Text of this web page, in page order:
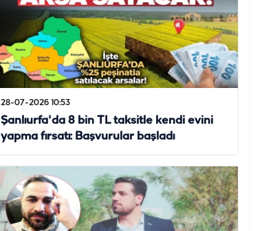
28-07-2026 10:53
Şanlıurfa'da 8 bin TL taksitle kendi evini
yapma fırsatı: Başvurular başladı